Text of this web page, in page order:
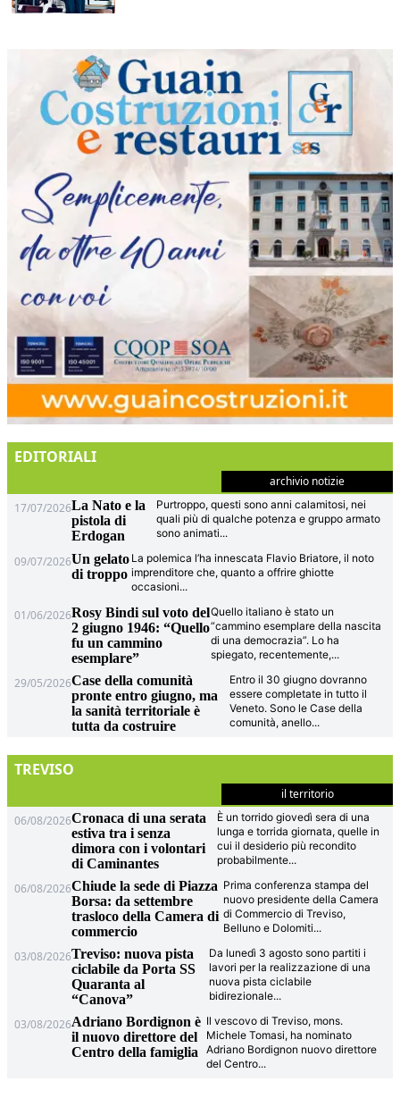
EDITORIALI
archivio notizie
17/07/2026La Nato e la
pistola di
Erdogan
Purtroppo, questi sono anni calamitosi, nei
quali più di qualche potenza e gruppo armato
sono animati...
09/07/2026Un gelato
di troppo
La polemica l’ha innescata Flavio Briatore, il noto
imprenditore che, quanto a offrire ghiotte
occasioni...
01/06/2026Rosy Bindi sul voto del
2 giugno 1946: “Quello
fu un cammino
esemplare”
Quello italiano è stato un
“cammino esemplare della nascita
di una democrazia”. Lo ha
spiegato, recentemente,...
29/05/2026Case della comunità
pronte entro giugno, ma
la sanità territoriale è
tutta da costruire
Entro il 30 giugno dovranno
essere completate in tutto il
Veneto. Sono le Case della
comunità, anello...
TREVISO
il territorio
06/08/2026Cronaca di una serata
estiva tra i senza
dimora con i volontari
di Caminantes
È un torrido giovedì sera di una
lunga e torrida giornata, quelle in
cui il desiderio più recondito
probabilmente...
06/08/2026Chiude la sede di Piazza
Borsa: da settembre
trasloco della Camera di
commercio
Prima conferenza stampa del
nuovo presidente della Camera
di Commercio di Treviso,
Belluno e Dolomiti...
03/08/2026Treviso: nuova pista
ciclabile da Porta SS
Quaranta al
“Canova”
Da lunedì 3 agosto sono partiti i
lavori per la realizzazione di una
nuova pista ciclabile
bidirezionale...
03/08/2026Adriano Bordignon è
il nuovo direttore del
Centro della famiglia
Il vescovo di Treviso, mons.
Michele Tomasi, ha nominato
Adriano Bordignon nuovo direttore
del Centro...